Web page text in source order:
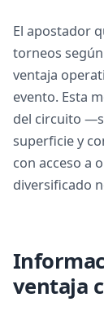
El apostador
torneos
ventaja
evento. Esta
del circuito
superficie y
con acceso a
diversificado
ventaja